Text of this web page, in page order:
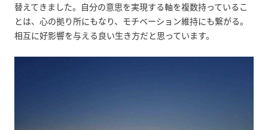
替えてきました。自分の意思を実現する軸を複数持っているこ
とは、心の拠り所にもなり、モチベーション維持にも繋がる。
相互に好影響を与える良い生き方だと思っています。